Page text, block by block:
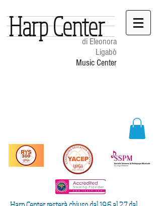
di Eleonora
Ligabò
Music Center
Harp Center